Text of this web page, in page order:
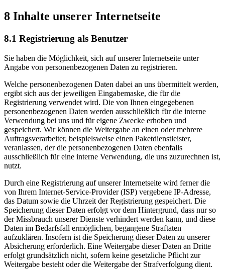
8 Inhalte unserer Internetseite
8.1 Registrierung als Benutzer
Sie haben die Möglichkeit, sich auf unserer Internetseite unter
Angabe von personenbezogenen Daten zu registrieren.
Welche personenbezogenen Daten dabei an uns übermittelt werden,
ergibt sich aus der jeweiligen Eingabemaske, die für die
Registrierung verwendet wird. Die von Ihnen eingegebenen
personenbezogenen Daten werden ausschließlich für die interne
Verwendung bei uns und für eigene Zwecke erhoben und
gespeichert. Wir können die Weitergabe an einen oder mehrere
Auftragsverarbeiter, beispielsweise einen Paketdienstleister,
veranlassen, der die personenbezogenen Daten ebenfalls
ausschließlich für eine interne Verwendung, die uns zuzurechnen ist,
nutzt.
Durch eine Registrierung auf unserer Internetseite wird ferner die
von Ihrem Internet-Service-Provider (ISP) vergebene IP-Adresse,
das Datum sowie die Uhrzeit der Registrierung gespeichert. Die
Speicherung dieser Daten erfolgt vor dem Hintergrund, dass nur so
der Missbrauch unserer Dienste verhindert werden kann, und diese
Daten im Bedarfsfall ermöglichen, begangene Straftaten
aufzuklären. Insofern ist die Speicherung dieser Daten zu unserer
Absicherung erforderlich. Eine Weitergabe dieser Daten an Dritte
erfolgt grundsätzlich nicht, sofern keine gesetzliche Pflicht zur
Weitergabe besteht oder die Weitergabe der Strafverfolgung dient.